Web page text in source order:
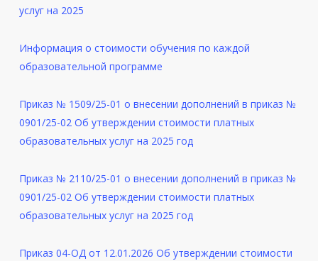
услуг на 2025
Информация о стоимости обучения по каждой
образовательной программе
Приказ № 1509/25-01 о внесении дополнений в приказ №
0901/25-02 Об утверждении стоимости платных
образовательных услуг на 2025 год
Приказ № 2110/25-01 о внесении дополнений в приказ №
0901/25-02 Об утверждении стоимости платных
образовательных услуг на 2025 год
Приказ 04-ОД от 12.01.2026 Об утверждении стоимости